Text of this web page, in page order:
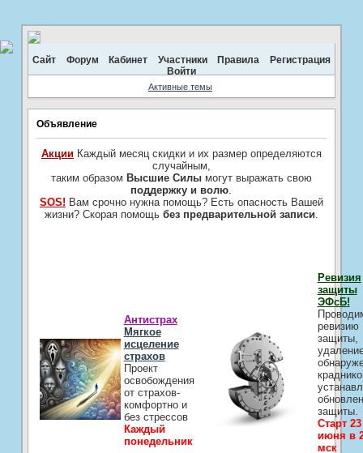
Сайт Форум Кабинет Участники Правила
Регистрация
Войти
Активные темы
Объявление
АкцииКаждый месяц скидки и их размер определяются
случайным,
таким образом Высшие Силымогут выражать свою
поддержку и волю
SOS! Вам срочно нужна помощь? Есть опасность Вашей
жизни? Скорая помощь без предварительной записи
Антистрах
Мягкое
исцеление
страхов
Проект
освобождения
от страхов-
комфортно и
без стрессов
Каждый
понедельник
Ревизия
защиты
ЭФсБ!
ревизию
защиты,
защиты.
Старт 23
июня в
мск